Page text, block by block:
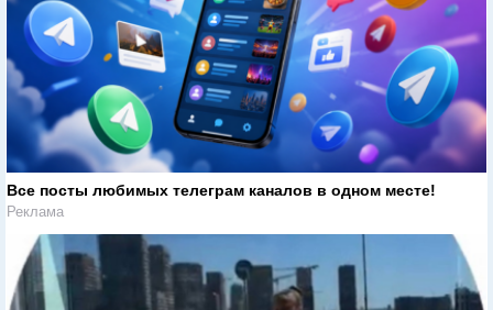
Все посты любимых телеграм каналов в одном месте!
Реклама